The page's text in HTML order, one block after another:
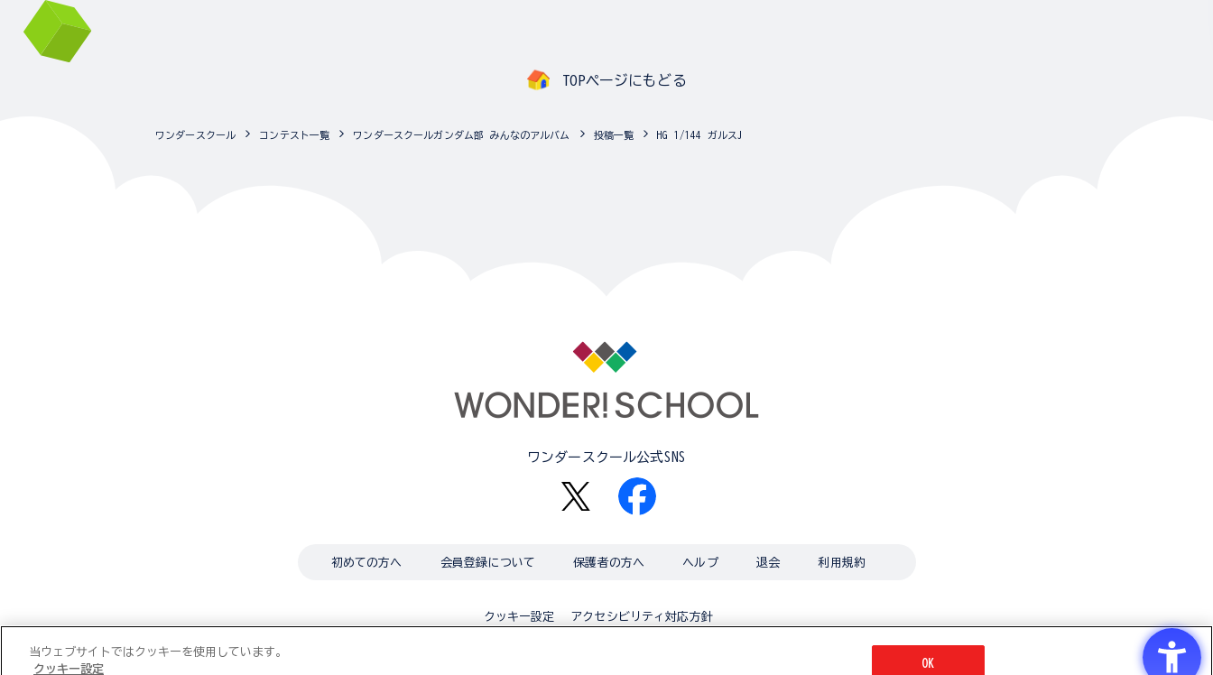
TOPページにもどる
ワンダースクール コンテスト一覧 ワンダースクールガンダム部 みんなのアルバム 投稿一覧 HG 1/144 ガルスJ
ワンダースクール公式SNS
初めての方へ 会員登録について 保護者の方へ ヘルプ 退会 利用規約
クッキー設定 アクセシビリティ対応方針
当ウェブサイトではクッキーを使用しています。
クッキー設定
OK